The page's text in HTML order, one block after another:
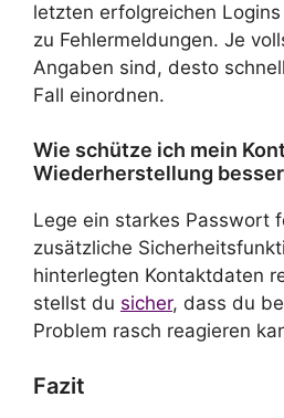
letzten erfolgreichen
zu Fehlermeldungen. Je
Angaben sind, desto
Fall einordnen.
Wie schütze ich mein
Wiederherstellung
Lege ein starkes Passwort
zusätzliche
hinterlegten Kontaktdaten
stellst du sicher, dass du
Problem rasch reagieren
Fazit